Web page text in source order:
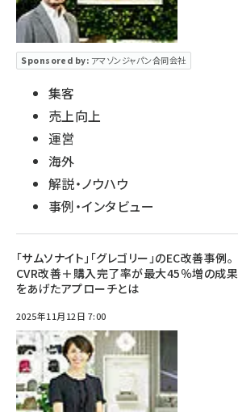
Sponsored by: アマゾンジャパン合同会社
集客
売上向上
運営
海外
解説・ノウハウ
事例・インタビュー
「サムソナイト」「グレゴリー」のEC改善事例。
CVR改善＋購入完了率が最大45％増の成果
をあげたアプローチとは
2025年11月12日 7:00